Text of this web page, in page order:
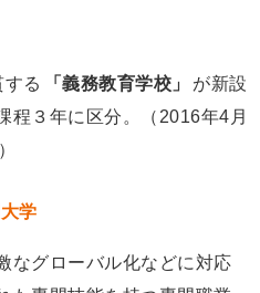
る 「義務教育学校」
が新設
程３年に区分。（2016年4月
学
なグローバル化などに対応